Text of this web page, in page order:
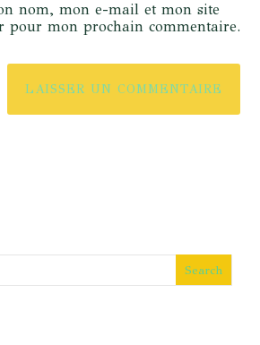
nom, mon e-mail et mon site
pour mon prochain commentaire.